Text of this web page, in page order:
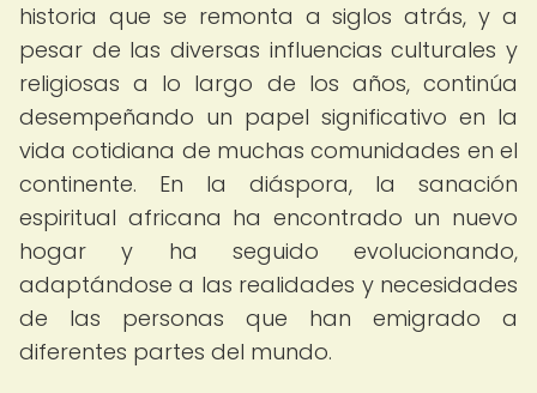
historia que se remonta a siglos atrás, y a
pesar de las diversas influencias culturales y
religiosas a lo largo de los años, continúa
desempeñando un papel significativo en la
vida cotidiana de muchas comunidades en el
continente. En la diáspora, la sanación
espiritual africana ha encontrado un nuevo
hogar y ha seguido evolucionando,
adaptándose a las realidades y necesidades
de las personas que han emigrado a
diferentes partes del mundo.